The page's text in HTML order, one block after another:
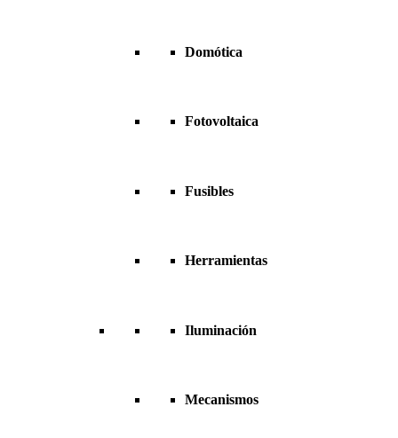
Domótica
Fotovoltaica
Fusibles
Herramientas
Iluminación
Mecanismos